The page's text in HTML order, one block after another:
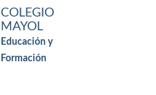
COLEGIO
MAYOL
Educación y
Formación